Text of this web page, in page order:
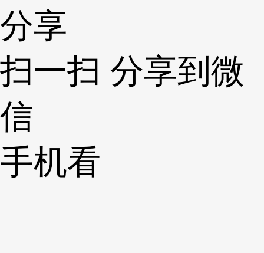
分享
扫一扫 分享到微
信
手机看